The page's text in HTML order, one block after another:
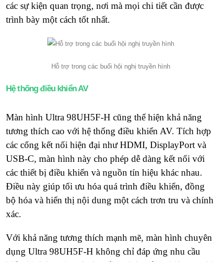
các sự kiện quan trọng, nơi mà mọi chi tiết cần được
trình bày một cách tốt nhất.
Hỗ trợ trong các buổi hội nghị truyền hình
Hệ thống điều khiển AV
Màn hình Ultra 98UH5F-H cũng thể hiện khả năng
tương thích cao với hệ thống điều khiển AV. Tích hợp
các cổng kết nối hiện đại như HDMI, DisplayPort và
USB-C, màn hình này cho phép dễ dàng kết nối với
các thiết bị điều khiển và nguồn tín hiệu khác nhau.
Điều này giúp tối ưu hóa quá trình điều khiển, đồng
bộ hóa và hiển thị nội dung một cách trơn tru và chính
xác.
Với khả năng tương thích mạnh mẽ, màn hình chuyên
dụng Ultra 98UH5F-H không chỉ đáp ứng nhu cầu